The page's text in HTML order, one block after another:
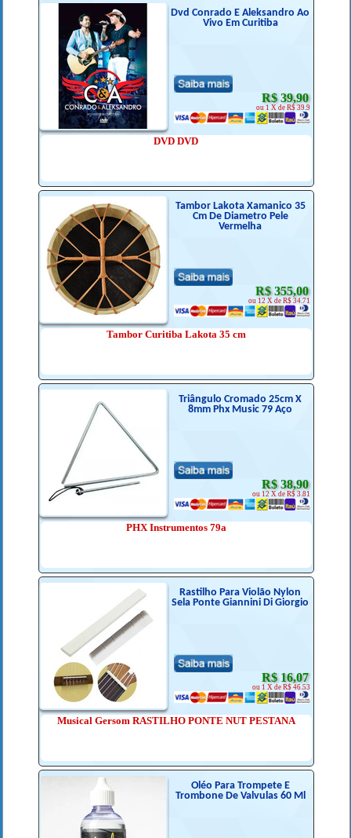
Dvd Conrado E Aleksandro Ao
Vivo Em Curitiba
R$ 39,90
ou 1 X de R$ 39.9
DVD DVD
Tambor Lakota Xamanico 35
Cm De Diametro Pele
Vermelha
R$ 355,00
ou 12 X de R$ 34.71
Tambor Curitiba Lakota 35 cm
Triângulo Cromado 25cm X
8mm Phx Music 79 Aço
R$ 38,90
ou 12 X de R$ 3.81
PHX Instrumentos 79a
Rastilho Para Violão Nylon
Sela Ponte Giannini Di Giorgio
R$ 16,07
ou 1 X de R$ 46.53
Musical Gersom RASTILHO PONTE NUT PESTANA
Oléo Para Trompete E
Trombone De Valvulas 60 Ml